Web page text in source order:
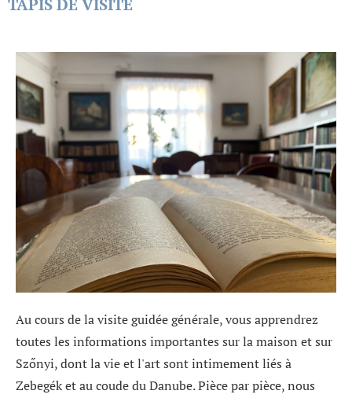
TAPIS DE VISITE
Au cours de la visite guidée générale, vous apprendrez
toutes les informations importantes sur la maison et sur
Szőnyi, dont la vie et l'art sont intimement liés à
Zebegék et au coude du Danube.Pièce par pièce, nous